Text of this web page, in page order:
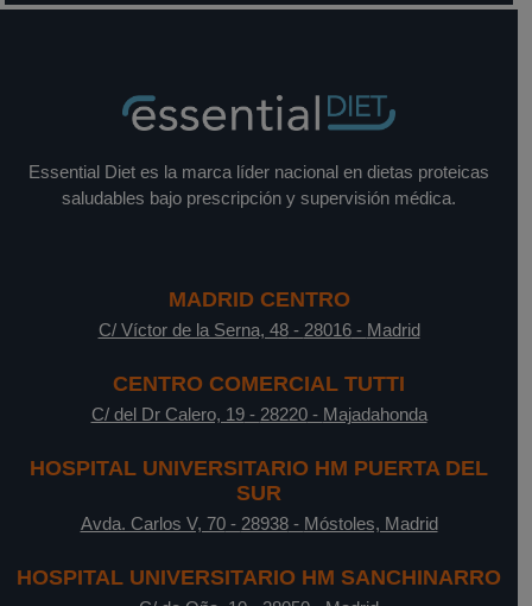
Essential Diet es la marca líder nacional en dietas proteicas
saludables bajo prescripción y supervisión médica.
MADRID CENTRO
C/ Víctor de la Serna, 48- 28016- Madrid
CENTRO COMERCIAL TUTTI
C/ del Dr Calero, 19- 28220- Majadahonda
HOSPITAL UNIVERSITARIO HM PUERTA DEL
SUR
Avda. Carlos V, 70- 28938- Móstoles, Madrid
HOSPITAL UNIVERSITARIO HM SANCHINARRO